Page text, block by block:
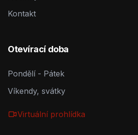
Kontakt
Otevírací doba
Pondělí - Pátek
Víkendy, svátky
Virtuální prohlídka